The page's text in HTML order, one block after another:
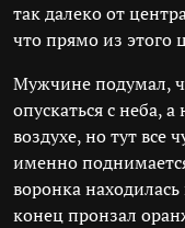
так далеко от
что прямо из этого
Мужчине подумал,
опускаться с неба,
воздухе, но тут все
именно
воронка
конец пронзал